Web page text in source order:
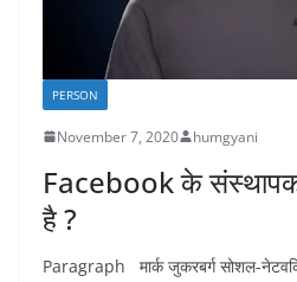
PERSON
November 7, 2020 humgyani
Facebook के
है ?
Paragraph मार्क जुकरबर्ग सोशल-